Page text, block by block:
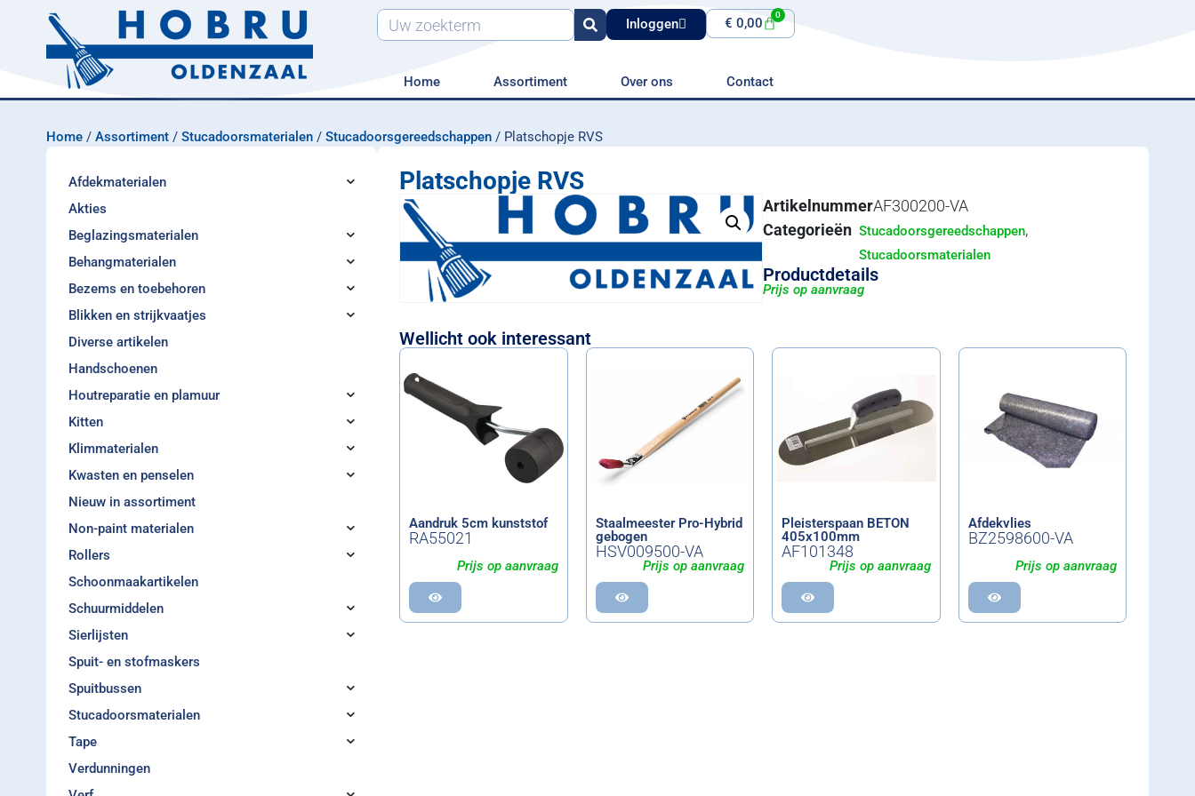
Inloggen € 0,00
0
Home Assortiment Over ons Contact
Home / Assortiment / Stucadoorsmaterialen / Stucadoorsgereedschappen / Platschopje RVS
Afdekmaterialen
Akties
Beglazingsmaterialen
Behangmaterialen
Bezems en toebehoren
Blikken en strijkvaatjes
Diverse artikelen
Handschoenen
Houtreparatie en plamuur
Kitten
Klimmaterialen
Kwasten en penselen
Nieuw in assortiment
Non-paint materialen
Rollers
Schoonmaakartikelen
Schuurmiddelen
Sierlijsten
Spuit- en stofmaskers
Spuitbussen
Stucadoorsmaterialen
Tape
Verdunningen
Platschopje RVS
ArtikelnummerAF300200-VA
Categorieën Stucadoorsgereedschappen,
Stucadoorsmaterialen
Productdetails
Prijs op aanvraag
Wellicht ook interessant
Aandruk 5cm kunststof
RA55021
Prijs op aanvraag
Staalmeester Pro-Hybrid
gebogen
HSV009500-VA
Prijs op aanvraag
Pleisterspaan BETON
405x100mm
AF101348
Prijs op aanvraag
Afdekvlies
BZ2598600-VA
Prijs op aanvraag